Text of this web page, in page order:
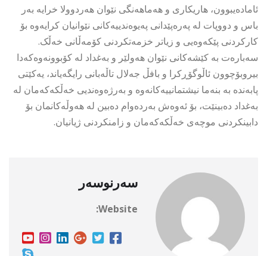
ئامادەیبوون، هاریکاری و هەماهەنگی نێوان هەردوولا خرایە بەر
باس و دووپات لە پەرەپێدانی پەیوەندییەکانی نێوانیان کرایەوە بۆ
کارکردنی پێکەوەیی و زیاتر خزمەتکردنی کۆمەڵانی خەڵک.
سەبارەت بە کێشەکانی نێوان هەولێر و بەغداد لە کۆبوونەوەکەدا
بیروبۆچوون ئاڵوگۆڕکرا و بافڵ جەلال تاڵەبانی رایگەیاند، یەکێتی
پابەندە بە بنەما نیشتمانییەکانەوە و بەرژەوەندیی خەڵکەکەمان لە
بەغداد دەبینێت، بۆ ئەوەش بەردەوام دەبین لە هەوڵەکانمان بۆ
دابینکردنی موچەی خەڵکەکەمان و زامنکردنی ژیانیان.
سەرنوسەر
Website: